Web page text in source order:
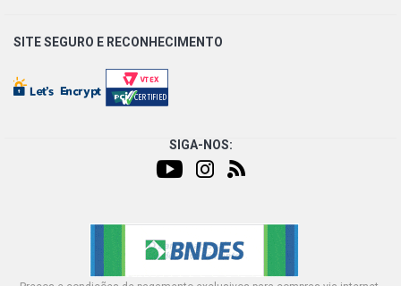
SITE SEGURO E RECONHECIMENTO
SIGA-NOS: